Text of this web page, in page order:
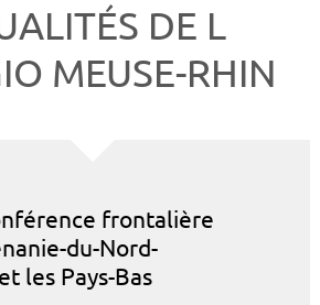
DE L
MEUSE-RHIN
frontalière
du-Nord-
les Pays-Bas